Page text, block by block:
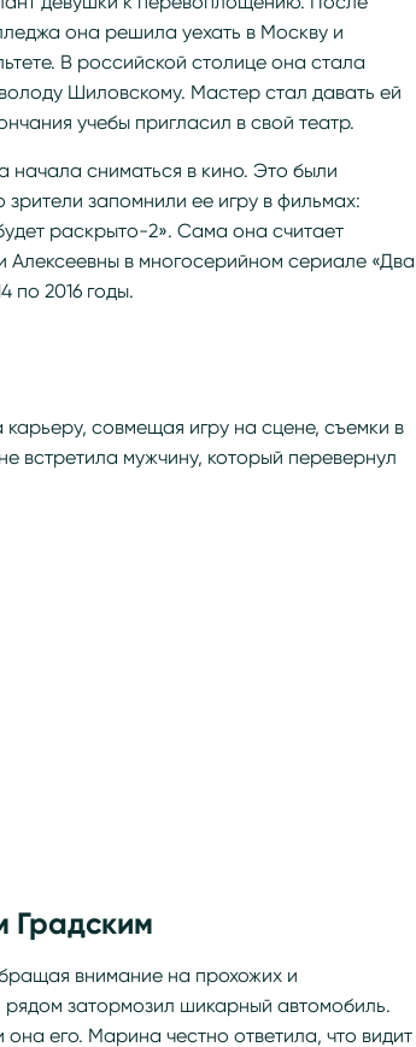
она решила уехать в Москву и
В российской столице она стала
Шиловскому. Мастер стал давать ей
учебы пригласил в свой театр.
сниматься в кино. Это были
запомнили ее игру в фильмах:
раскрыто-2». Сама она считает
в многосерийном сериале «Два
по 2016 годы.
совмещая игру на сцене, съемки в
встретила мужчину, который перевернул
Градским
внимание на прохожих и
затормозил шикарный автомобиль.
его. Марина честно ответила, что видит